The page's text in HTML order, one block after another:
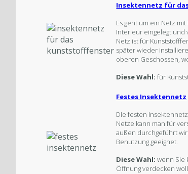
Insektennetz für
Es geht um ein Netz
Interieur eingelegt und
Netz ist für
später wieder
oberen Geschossen,
Diese Wahl: für
Festes Insektennetz
Die festen
Netze kann man für
außen durchgeführt
Benutzung geeignet.
Diese Wahl:wenn Sie
Öffnung verdecken